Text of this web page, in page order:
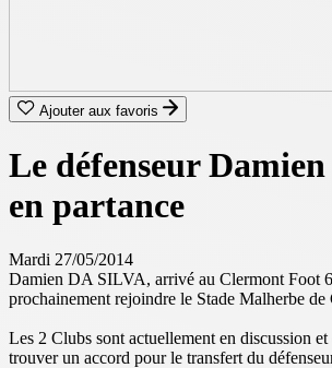
Ajouter aux favoris
Le défenseur
en partance
Mardi 27/05/2014
Damien DA SILVA, arrivé au Clermont Foot
prochainement rejoindre le Stade Malherbe de
Les 2 Clubs sont actuellement en discussion
trouver un accord pour le transfert du